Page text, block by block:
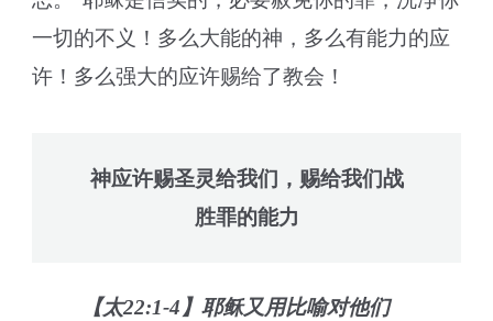
一切的不义！多么大能的神，多么有能力的应
许！多么强大的应许赐给了教会！
神应许赐圣灵给我们，赐给我们战
胜罪的能力
【太22:1-4】耶稣又用比喻对他们